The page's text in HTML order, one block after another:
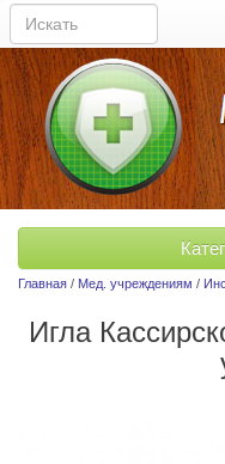
Главная / Мед. учреждениям /
Игла